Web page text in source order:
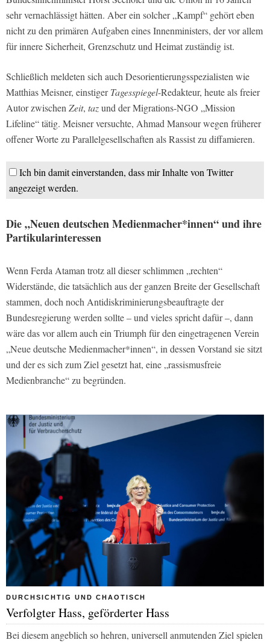
sehr vernachlässigt hätten. Aber ein solcher „Kampf“ gehört eben
nicht zu den primären Aufgaben eines Innenministers, der vor allem
für innere Sicherheit, Grenzschutz und Heimat zuständig ist.
Schließlich meldeten sich auch Desorientierungsspezialisten wie
Matthias Meisner, einstigerTagesspiegel-Redakteur, heute als freier
Autor zwischen Zeit, tazund der Migrations-NGO „Mission
Lifeline“ tätig. Meisner versuchte, Ahmad Mansour wegen früherer
offener Worte zu Parallelgesellschaften als Rassist zu diffamieren.
Ich bin damit einverstanden, dass mir Inhalte von Twitter
angezeigt werden.
Die „Neuen deutschen Medienmacher*innen“ und ihre
Partikularinteressen
Wenn Ferda Ataman trotz all dieser schlimmen „rechten“
Widerstände, die tatsächlich aus der ganzen Breite der Gesellschaft
stammen, doch noch Antidiskriminierungsbeauftragte der
Bundesregierung werden sollte – und vieles spricht dafür –, dann
wäre das vor allem auch ein Triumph für den eingetragenen Verein
„Neue deutsche Medienmacher*innen“, in dessen Vorstand sie sitzt
und der es sich zum Ziel gesetzt hat, eine „rassismusfreie
Medienbranche“ zu begründen.
DURCHSICHTIG UND CHAOTISCH
Verfolgter Hass, geförderter Hass
Bei diesem angeblich so hehren, universell anmutenden Ziel spielen